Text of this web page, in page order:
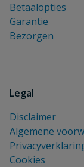
Betaalopties
Garantie
Bezorgen
Legal
Disclaimer
Algemene
Cookies